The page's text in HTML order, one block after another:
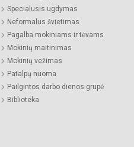
Specialusis ugdymas
Neformalus švietimas
Pagalba mokiniams ir tėvams
Mokinių maitinimas
Mokinių vežimas
Patalpų nuoma
Pailgintos darbo dienos grupė
Biblioteka